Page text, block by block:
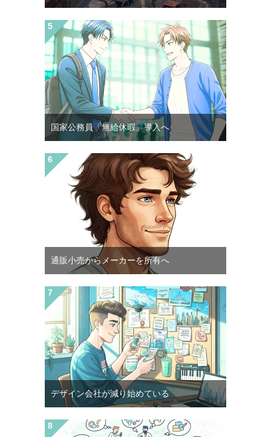
国家公務員「無給休暇」導入へ
通販小売からメーカーを所有へ
デザイン会社が減り始めている